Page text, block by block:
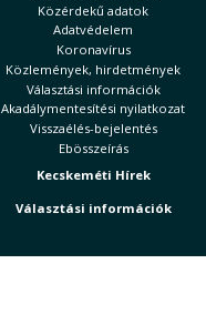
Közérdekű adatok
Adatvédelem
Koronavírus
Közlemények, hirdetmények
Választási információk
Akadálymentesítési nyilatkozat
Visszaélés-bejelentés
Ebösszeírás
Kecskeméti Hírek
Választási információk